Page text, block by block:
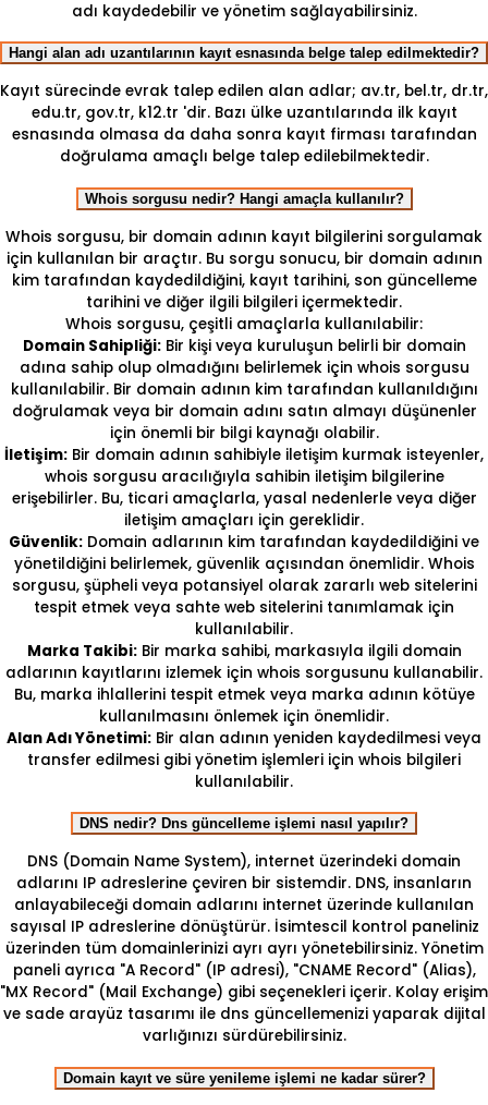
adı kaydedebilir ve yönetim sağlayabilirsiniz.
Hangi alan adı uzantılarının kayıt esnasında belge talep edilmektedir?
Kayıt sürecinde evrak talep edilen alan adlar; av.tr, bel.tr, dr.tr,
edu.tr, gov.tr, k12.tr 'dir. Bazı ülke uzantılarında ilk kayıt
esnasında olmasa da daha sonra kayıt firması tarafından
doğrulama amaçlı belge talep edilebilmektedir.
Whois sorgusu nedir? Hangi amaçla kullanılır?
Whois sorgusu, bir domain adının kayıt bilgilerini sorgulamak
için kullanılan bir araçtır. Bu sorgu sonucu, bir domain adının
kim tarafından kaydedildiğini, kayıt tarihini, son güncelleme
tarihini ve diğer ilgili bilgileri içermektedir.
Whois sorgusu, çeşitli amaçlarla kullanılabilir:
Domain Sahipliği:Bir kişi veya kuruluşun belirli bir domain
adına sahip olup olmadığını belirlemek için whois sorgusu
kullanılabilir. Bir domain adının kim tarafından kullanıldığını
doğrulamak veya bir domain adını satın almayı düşünenler
için önemli bir bilgi kaynağı olabilir.
İletişim: Bir domain adının sahibiyle iletişim kurmak isteyenler,
whois sorgusu aracılığıyla sahibin iletişim bilgilerine
erişebilirler. Bu, ticari amaçlarla, yasal nedenlerle veya diğer
iletişim amaçları için gereklidir.
Güvenlik: Domain adlarının kim tarafından kaydedildiğini ve
yönetildiğini belirlemek, güvenlik açısından önemlidir. Whois
sorgusu, şüpheli veya potansiyel olarak zararlı web sitelerini
tespit etmek veya sahte web sitelerini tanımlamak için
kullanılabilir.
Marka Takibi:Bir marka sahibi, markasıyla ilgili domain
adlarının kayıtlarını izlemek için whois sorgusunu kullanabilir.
Bu, marka ihlallerini tespit etmek veya marka adının kötüye
kullanılmasını önlemek için önemlidir.
Alan Adı Yönetimi: Bir alan adının yeniden kaydedilmesi veya
transfer edilmesi gibi yönetim işlemleri için whois bilgileri
kullanılabilir.
DNS nedir? Dns güncelleme işlemi nasıl yapılır?
DNS (Domain Name System), internet üzerindeki domain
adlarını IP adreslerine çeviren bir sistemdir. DNS, insanların
anlayabileceği domain adlarını internet üzerinde kullanılan
sayısal IP adreslerine dönüştürür. İsimtescil kontrol paneliniz
üzerinden tüm domainlerinizi ayrı ayrı yönetebilirsiniz. Yönetim
paneli ayrıca "A Record" (IP adresi), "CNAME Record" (Alias),
"MX Record" (Mail Exchange) gibi seçenekleri içerir. Kolay erişim
ve sade arayüz tasarımı ile dns güncellemenizi yaparak dijital
varlığınızı sürdürebilirsiniz.
Domain kayıt ve süre yenileme işlemi ne kadar sürer?